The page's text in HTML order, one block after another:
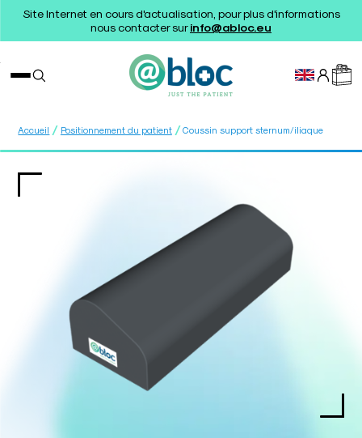
Site Internet en cours d'actualisation, pour plus d'informations
nous contacter surinfo@abloc.eu
Accueil / Positionnement du patient / Coussin support sternum/iliaque